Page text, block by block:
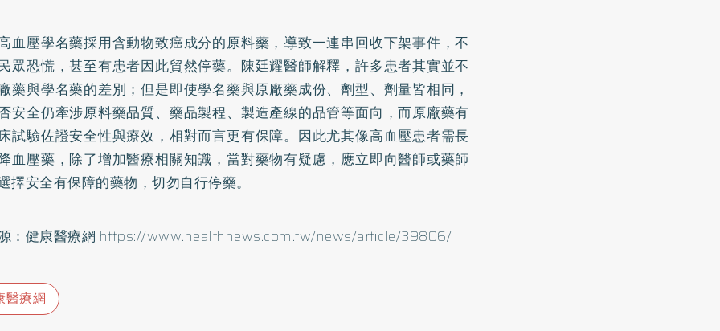
血壓學名藥採用含動物致癌成分的原料藥，導致一連串回收下架事件，不
眾恐慌，甚至有患者因此貿然停藥。陳廷耀醫師解釋，許多患者其實並不
藥與學名藥的差別；但是即使學名藥與原廠藥成份、劑型、劑量皆相同，
安全仍牽涉原料藥品質、藥品製程、製造產線的品管等面向，而原廠藥有
試驗佐證安全性與療效，相對而言更有保障。因此尤其像高血壓患者需長
血壓藥，除了增加醫療相關知識，當對藥物有疑慮，應立即向醫師或藥師
擇安全有保障的藥物，切勿自行停藥。
：健康醫療網 https://www.healthnews.com.tw/news/article/39806/
醫療網